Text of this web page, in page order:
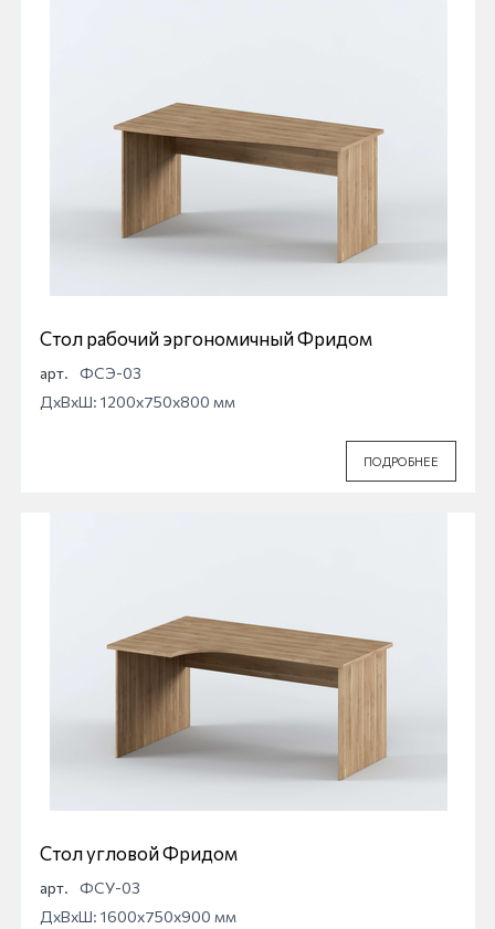
Стол рабочий эргономичный Фридом
арт.
ФСЭ-03
ДхВхШ: 1200x750x800 мм
ПОДРОБНЕЕ
Стол угловой Фридом
арт.
ФСУ-03
ДхВхШ: 1600x750x900 мм